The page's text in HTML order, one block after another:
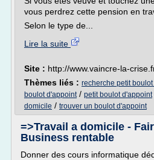
vous perdrez cette pension en
Selon le type de...
Lire la suite
Site : http://www.vaincre-la-
Thèmes liés : recherche petit
boulot d'appoint/ petit boulot d'appoint
domicile / trouver un boulot d'appoint
=>Travail a domicile -
Business rentable
Donner des cours informatique